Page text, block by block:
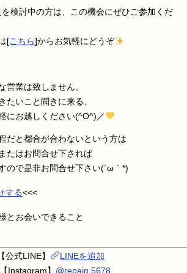
検討中の方は、この機会にぜひご参加くだ
[こちら]からお気軽にどうぞ
営業は致しません。
たいこと聞きに来る、
にお越しください(^O^)／
だと都合が合わないという方は
たはお問合せ下されば
ので是非お問合せ下さい(´ω｀*)
する<<<
とお会いできること
【公式LINE】
LINEを追加
【Instagram】 @repain.5678